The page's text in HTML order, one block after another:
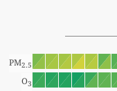
PM2.5
O3